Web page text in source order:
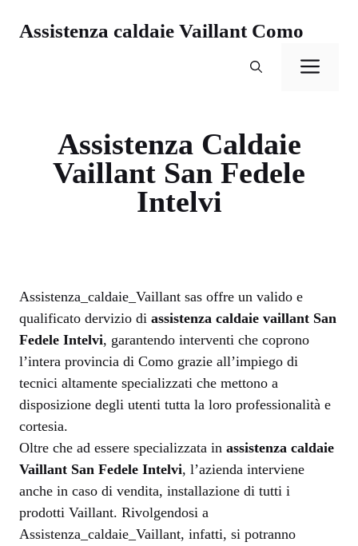
Assistenza caldaie Vaillant Como
Assistenza Caldaie
Vaillant San Fedele
Intelvi
Assistenza_caldaie_Vaillant sas offre un valido e
qualificato dervizio di assistenza caldaie vaillant San
Fedele Intelvi, garantendo interventi che coprono
l’intera provincia di Como grazie all’impiego di
tecnici altamente specializzati che mettono a
disposizione degli utenti tutta la loro professionalità e
cortesia.
Oltre che ad essere specializzata in assistenza caldaie
Vaillant San Fedele Intelvi, l’azienda interviene
anche in caso di vendita, installazione di tutti i
prodotti Vaillant. Rivolgendosi a
Assistenza_caldaie_Vaillant, infatti, si potranno